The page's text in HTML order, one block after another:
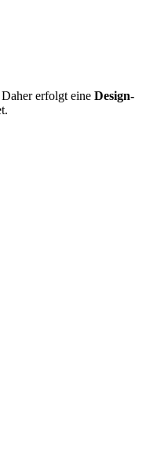
erfolgt eine Design-